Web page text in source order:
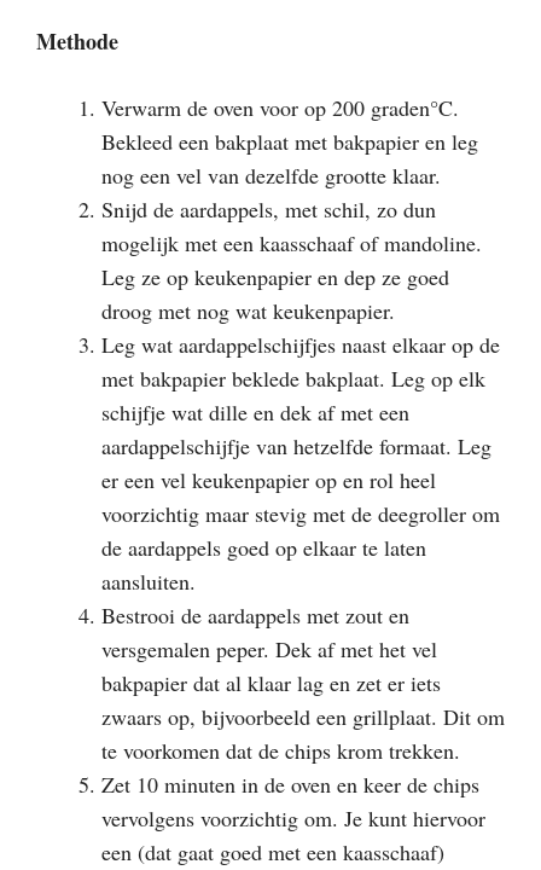
Methode
Verwarm de oven voor op 200 graden°C.
Bekleed een bakplaat met bakpapier en leg
nog een vel van dezelfde grootte klaar.
Snijd de aardappels, met schil, zo dun
mogelijk met een kaasschaaf of mandoline.
Leg ze op keukenpapier en dep ze goed
droog met nog wat keukenpapier.
Leg wat aardappelschijfjes naast elkaar op de
met bakpapier beklede bakplaat. Leg op elk
schijfje wat dille en dek af met een
aardappelschijfje van hetzelfde formaat. Leg
er een vel keukenpapier op en rol heel
voorzichtig maar stevig met de deegroller om
de aardappels goed op elkaar te laten
aansluiten.
Bestrooi de aardappels met zout en
versgemalen peper. Dek af met het vel
bakpapier dat al klaar lag en zet er iets
zwaars op, bijvoorbeeld een grillplaat. Dit om
te voorkomen dat de chips krom trekken.
Zet 10 minuten in de oven en keer de chips
vervolgens voorzichtig om. Je kunt hiervoor
een (dat gaat goed met een kaasschaaf)